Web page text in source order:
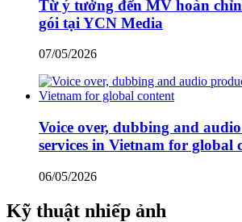
Từ ý tưởng đến MV hoàn
gói tại YCN Media
07/05/2026
Voice over, dubbing and
services in Vietnam for global
06/05/2026
Kỹ thuật nhiếp ảnh